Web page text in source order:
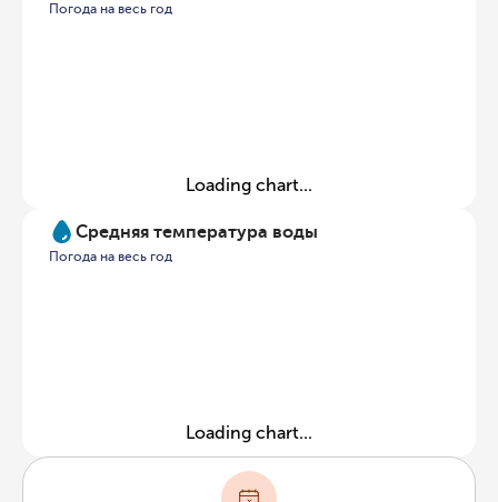
Погода на весь год
Loading chart...
Средняя температура воды
Погода на весь год
Loading chart...